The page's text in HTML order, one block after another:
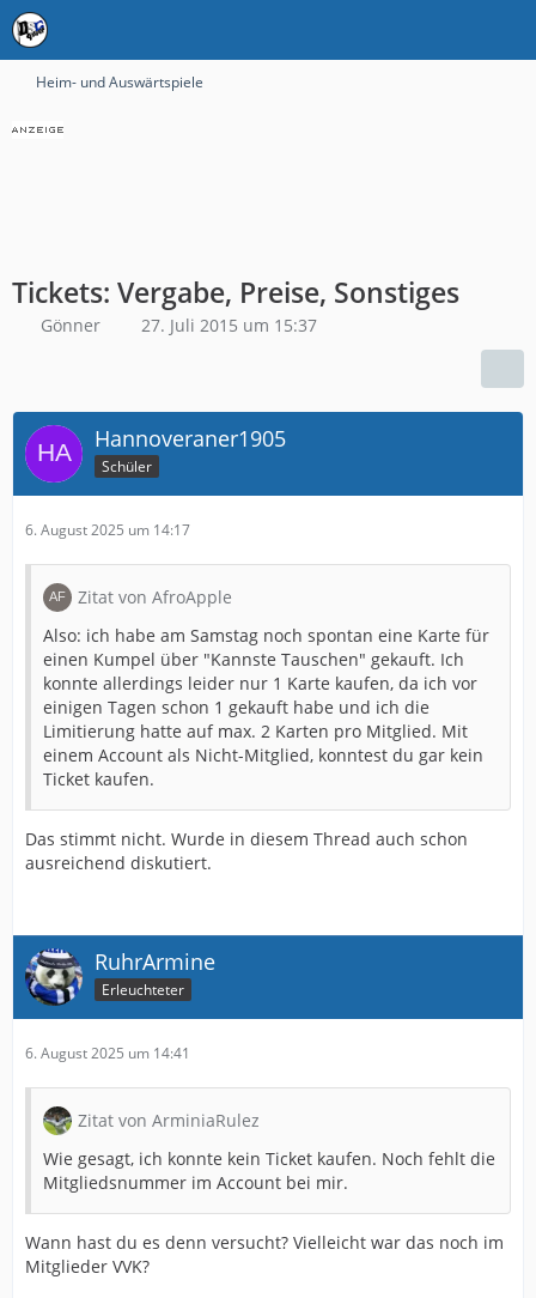
Heim- und Auswärtspiele
Tickets: Vergabe, Preise, Sonstiges
Gönner 27. Juli 2015 um 15:37
Hannoveraner1905
Schüler
6. August 2025 um 14:17
Zitat von AfroApple
Also: ich habe am Samstag noch spontan eine Karte für
einen Kumpel über "Kannste Tauschen" gekauft. Ich
konnte allerdings leider nur 1 Karte kaufen, da ich vor
einigen Tagen schon 1 gekauft habe und ich die
Limitierung hatte auf max. 2 Karten pro Mitglied. Mit
einem Account als Nicht-Mitglied, konntest du gar kein
Ticket kaufen.
Das stimmt nicht. Wurde in diesem Thread auch schon
ausreichend diskutiert.
RuhrArmine
Erleuchteter
6. August 2025 um 14:41
Zitat von ArminiaRulez
Wie gesagt, ich konnte kein Ticket kaufen. Noch fehlt die
Mitgliedsnummer im Account bei mir.
Wann hast du es denn versucht? Vielleicht war das noch im
Mitglieder VVK?